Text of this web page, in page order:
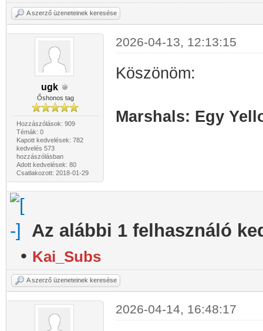
A szerző üzeneteinek keresése
ugk
Őshonos tag
Hozzászólások: 909
Témák: 0
Kapott kedvelések: 782
kedvelés 573
hozzászólásban
Adott kedvelések: 80
Csatlakozott: 2018-01-29
2026-04-13, 12:13:15
Köszönöm:
Marshals: Egy
Az alábbi 1 felhasználó
• Kai_Subs
A szerző üzeneteinek keresése
2026-04-14, 16:48:17